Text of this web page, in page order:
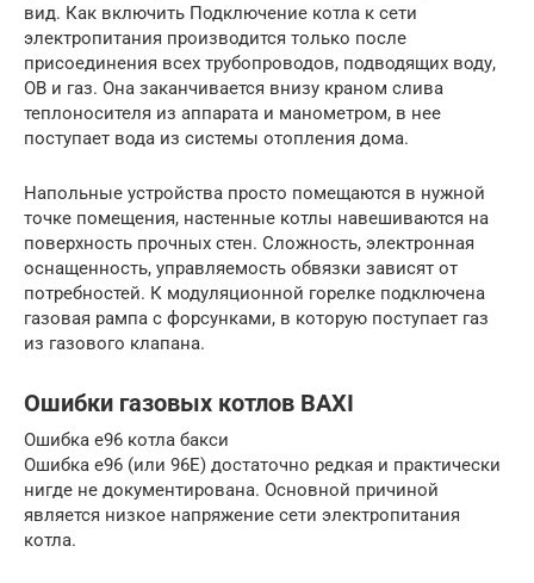
вид. Как включить Подключение котла к сети
электропитания производится только после
присоединения всех трубопроводов, подводящих воду,
ОВ и газ. Она заканчивается внизу краном слива
теплоносителя из аппарата и манометром, в нее
поступает вода из системы отопления дома.
Напольные устройства просто помещаются в нужной
точке помещения, настенные котлы навешиваются на
поверхность прочных стен. Сложность, электронная
оснащенность, управляемость обвязки зависят от
потребностей. К модуляционной горелке подключена
газовая рампа с форсунками, в которую поступает газ
из газового клапана.
Ошибки газовых котлов BAXI
Ошибка е96 котла бакси
Ошибка е96 (или 96Е) достаточно редкая и практически
нигде не документирована. Основной причиной
является низкое напряжение сети электропитания
котла.